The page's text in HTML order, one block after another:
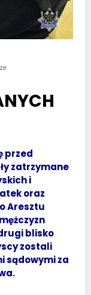
przed
zatrzymane
i
oraz
Aresztu
blisko
zostali
sądowymi za